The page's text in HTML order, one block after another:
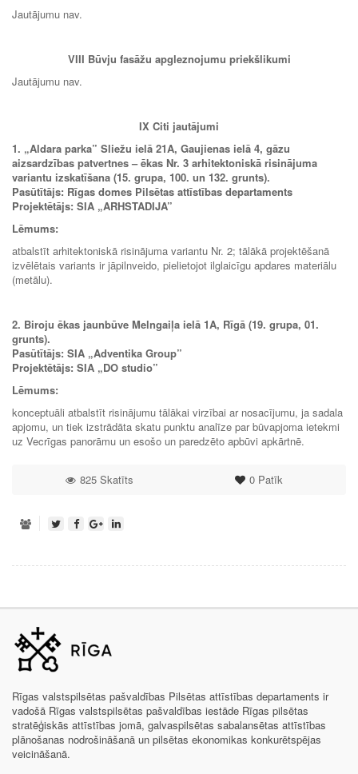
Jautājumu nav.
VIII Būvju fasāžu apgleznojumu priekšlikumi
Jautājumu nav.
IX Citi jautājumi
1. „Aldara parka” Sliežu ielā 21A, Gaujienas ielā 4, gāzu
aizsardzības patvertnes – ēkas Nr. 3 arhitektoniskā risinājuma
variantu izskatīšana (15. grupa, 100. un 132. grunts).
Pasūtītājs: Rīgas domes Pilsētas attīstības departaments
Projektētājs: SIA „ARHSTADIJA”
Lēmums:
atbalstīt arhitektoniskā risinājuma variantu Nr. 2; tālākā projektēšanā
izvēlētais variants ir jāpilnveido, pielietojot ilglaicīgu apdares materiālu
(metālu).
2. Biroju ēkas jaunbūve Melngaiļa ielā 1A, Rīgā (19. grupa, 01.
grunts).
Pasūtītājs: SIA „Adventika Group”
Projektētājs: SIA „DO studio”
Lēmums:
konceptuāli atbalstīt risinājumu tālākai virzībai ar nosacījumu, ja sadala
apjomu, un tiek izstrādāta skatu punktu analīze par būvapjoma ietekmi
uz Vecrīgas panorāmu un esošo un paredzēto apbūvi apkārtnē.
0Patīk
825 Skatīts
Rīgas valstspilsētas pašvaldības Pilsētas attīstības departaments ir
vadošā Rīgas valstspilsētas pašvaldības iestāde Rīgas pilsētas
stratēģiskās attīstības jomā, galvaspilsētas sabalansētas attīstības
plānošanas nodrošināšanā un pilsētas ekonomikas konkurētspējas
veicināšanā.